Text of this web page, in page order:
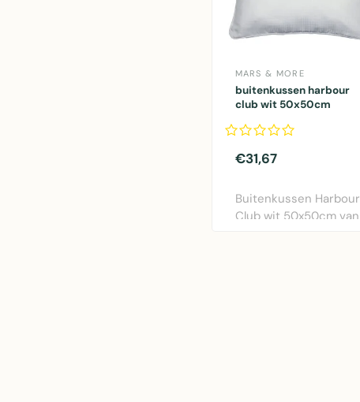
MARS & MORE
buitenkussen harbour
club wit 50x50cm
€31,67
Buitenkussen Harbour
Club wit 50x50cm van